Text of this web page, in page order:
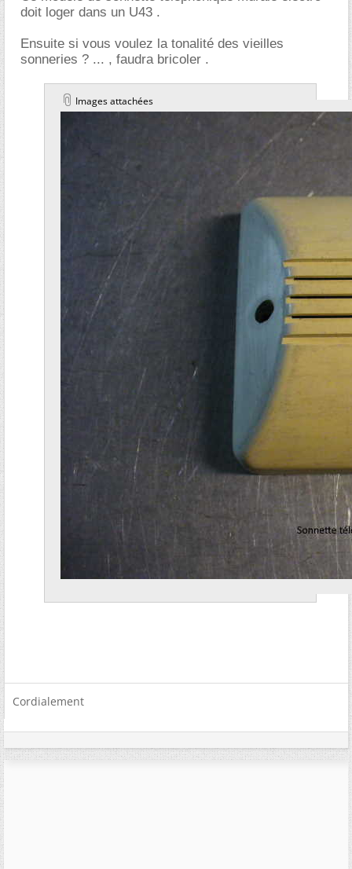
doit loger dans un U43 .
Ensuite si vous voulez la tonalité des vieilles
sonneries ? ... , faudra bricoler .
Images attachées
Cordialement